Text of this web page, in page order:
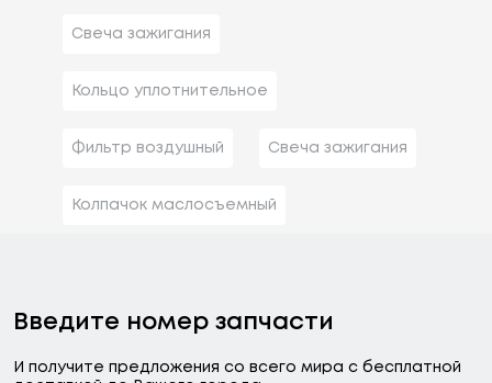
Свеча зажигания
Кольцо уплотнительное
Фильтр воздушный Свеча зажигания
Колпачок маслосъемный
Введите номер запчасти
И получите предложения со всего мира с бесплатной